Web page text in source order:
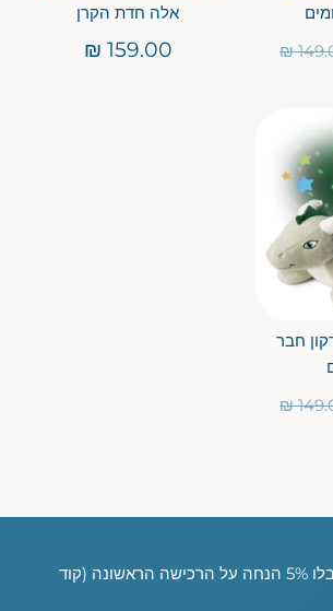
אלה חדת הקרן
159.00 ₪
חבר
הירשמו לניוזלטר וקבלו 5% הנחה על הרכישה הראשונה (קוד